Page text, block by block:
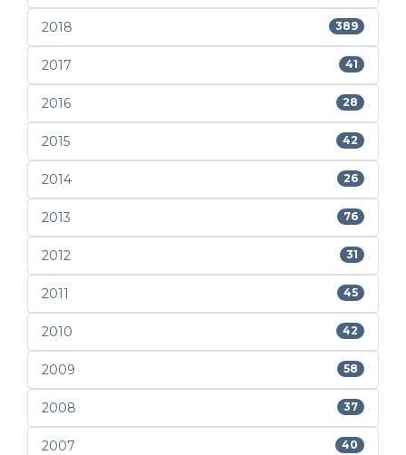
2018 389
2017 41
2016 28
2015 42
2014 26
2013 76
2012 31
2011 45
2010 42
2009 58
2008 37
2007 40